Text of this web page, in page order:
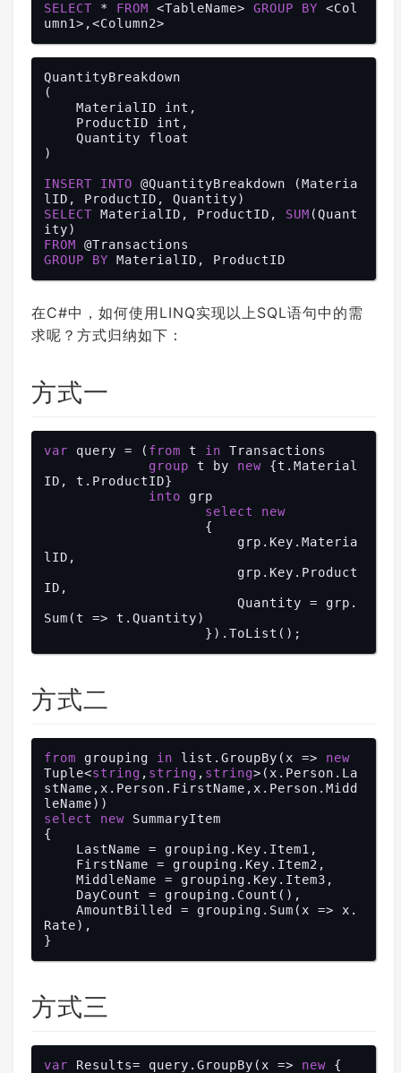
SELECT * FROM <TableName> GROUP BY <Col
QuantityBreakdown
(
)
INSERT INTO @QuantityBreakdown (Materia
SELECT MaterialID, ProductID, SUM (Quant
FROM
GROUP
BY
在C#中，如何使用LINQ实现以上SQL语句中的需
求呢？方式归纳如下：
方式一
var query = ( from t in Transactions
group t by new {t.Material
ID, t.ProductID}
into grp
select
new
lID,
ID,
Sum(t => t.Quantity)
方式二
from grouping in list.GroupBy(x => new
Tuple<string , string , string>(x.Person.La
stName,x.Person.FirstName,x.Person.Midd
select
new SummaryItem
{
Rate),
方式三
var Results= query.GroupBy(x => new {